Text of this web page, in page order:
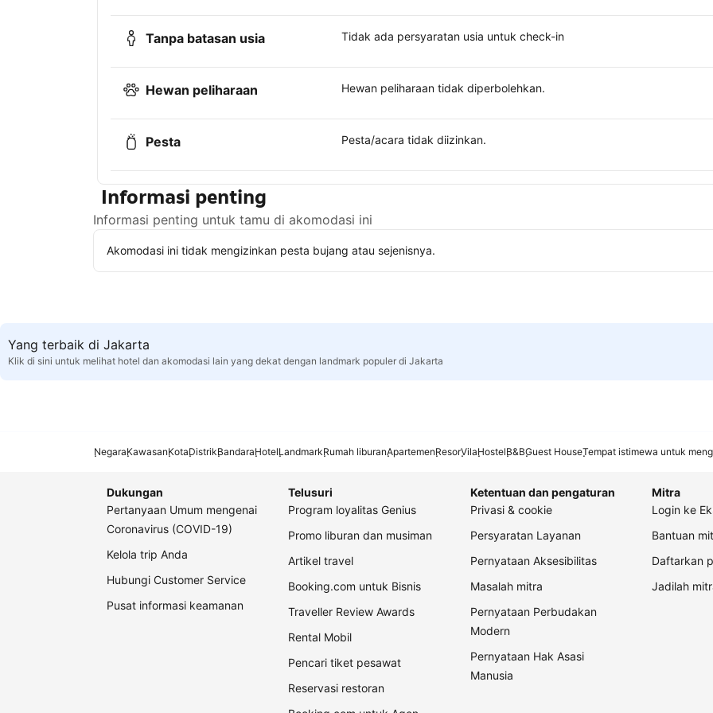
Tanpa batasan usia Tidak ada persyaratan usia untuk check-in
Hewan peliharaan Hewan peliharaan tidak diperbolehkan.
Pesta Pesta/acara tidak diizinkan.
Informasi penting
Informasi penting untuk tamu di akomodasi ini
Akomodasi ini tidak mengizinkan pesta bujang atau sejenisnya.
Yang terbaik di Jakarta
Klik di sini untuk melihat hotel dan akomodasi lain yang dekat dengan landmark populer di Jakarta
NegaraKawasanKotaDistrikBandaraHotelLandmarkRumah liburanApartemenResorVilaHostelB&BGuest HouseTempat istimewa untuk
Dukungan
Pertanyaan Umum mengenai
Coronavirus (COVID-19)
Kelola trip Anda
Hubungi Customer Service
Pusat informasi keamanan
Telusuri
Program loyalitas Genius
Promo liburan dan musiman
Artikel travel
Booking.com untuk Bisnis
Traveller Review Awards
Rental Mobil
Pencari tiket pesawat
Reservasi restoran
Ketentuan dan pengaturan
Privasi & cookie
Persyaratan Layanan
Pernyataan Aksesibilitas
Masalah mitra
Pernyataan Perbudakan
Modern
Pernyataan Hak Asasi
Manusia
Mitra
Login ke
Bantuan
Daftarkan
Jadilah